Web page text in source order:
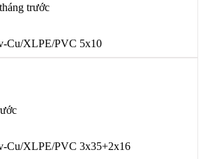
trước
Cu/XLPE/PVC 5x10
Cu/XLPE/PVC 3x35+2x16